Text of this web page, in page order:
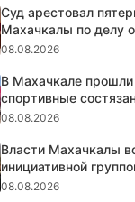
Суд арестовал
Махачкалы по делу
08.08.2026
В Махачкале
спортивные
08.08.2026
Власти Махачкалы
инициативной
08.08.2026